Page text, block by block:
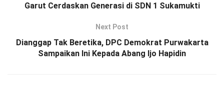
Garut Cerdaskan Generasi di SDN 1 Sukamukti
Next Post
Dianggap Tak Beretika, DPC Demokrat Purwakarta
Sampaikan Ini Kepada Abang Ijo Hapidin